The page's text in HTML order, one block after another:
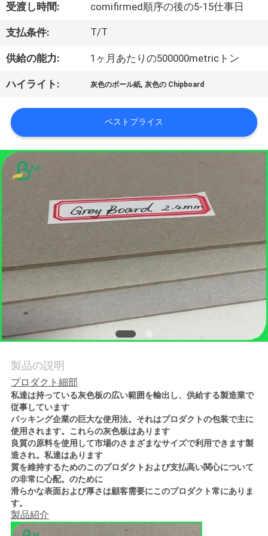
つ
い
て
場
ツ
ア
質
管
理
絡
く
だ
さ
い
ニ
受渡し時間: comifirmed順序の後の5-15仕事日
支払条件: T/T
供給の能力: 1ヶ月あたりの500000metricトン
ハイライト: 灰色のボール紙,灰色の Chipboard
ベストプライス
製品の説明
プロダクト細部
私達は持っている灰色板の広い範囲を輸出し、供給する製造業で
従事しています
パッキング企業の巨大な使用法。それはプロダクトの包装で主に
使用されます。これらの灰色板はあります
良質の原料を使用して市場のさまざまなサイズで利用できます製
造され。私達はあります
質を維持するためのこのプロダクトおよび支払高い関心について
の非常に心配。のために
滑らかな表面および厚さは顧客需要にこのプロダクト常にありま
す。
製品紹介